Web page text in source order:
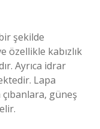
şekilde
özellikle kabızlık
Ayrıca idrar
Lapa
çıbanlara, güneş